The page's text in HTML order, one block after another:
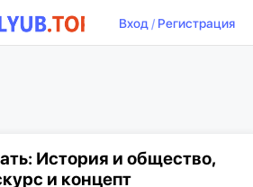
Вход/ Регистрация
История и общество,
и концепт